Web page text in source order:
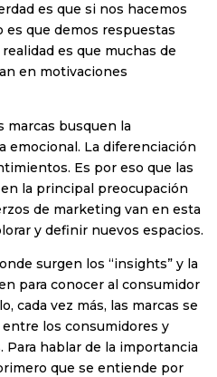
es que si nos hacemos
es que demos respuestas
es que muchas de
en motivaciones
marcas busquen la
emocional. La diferenciación
Es por eso que las
la principal preocupación
de marketing van en esta
y definir nuevos espacios.
surgen los “insights” y la
para conocer al consumidor
cada vez más, las marcas se
los consumidores y
Para hablar de la importancia
que se entiende por